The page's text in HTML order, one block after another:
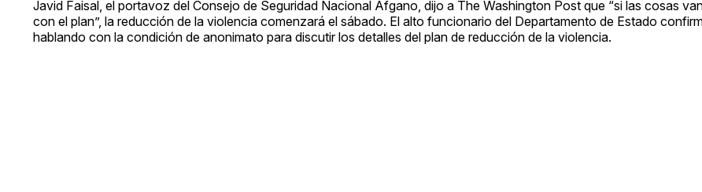
Javid Faisal, el portavoz del Consejo de Seguridad Nacional Afgano, dijo a The Washington Post que “si las cosas
con el plan”, la reducción de la violencia comenzará el sábado. El alto funcionario del Departamento de Estado
hablando con la condición de anonimato para discutir los detalles del plan de reducción de la violencia.